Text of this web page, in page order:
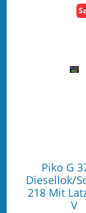
Piko G
Diesellok/
218 Mit
V